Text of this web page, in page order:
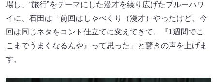
場し、“旅行”をテーマにした漫才を繰り広げたブルーハワ
イに、石田は「前回はしゃべくり（漫才）やったけど、今
回は同じネタをコント仕立てに変えてきて、『1週間でこ
こまでうまくなるんや』って思った」と驚きの声を上げま
す。